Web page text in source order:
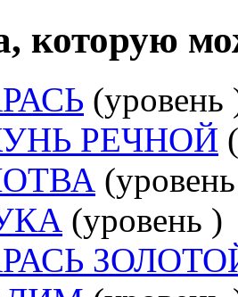
которую
(уровень
РЕЧНОЙ
(уровень )